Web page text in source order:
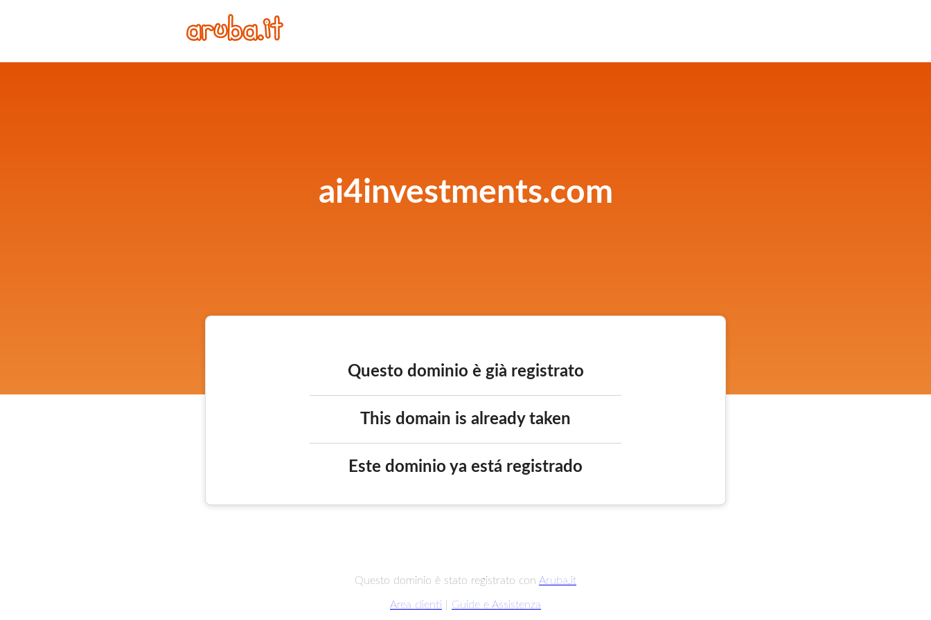
ai4investments.com
Questo dominio è già registrato
This domain is already taken
Este dominio ya está registrado
Questo dominio è stato registrato con Aruba.it
Area clienti Guide e Assistenza